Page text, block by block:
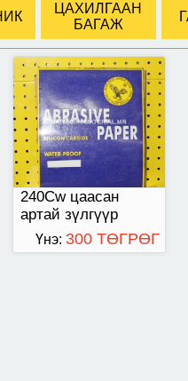
ЦАХИЛГААН
БАГАЖ
240Cw цаасан
артай зүлгүүр
Үнэ: 300 ТӨГРӨГ